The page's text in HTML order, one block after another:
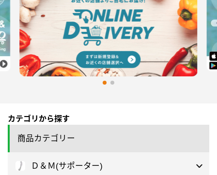
カテゴリから探す
商品カテゴリー
Ｄ＆Ｍ(サポーター)